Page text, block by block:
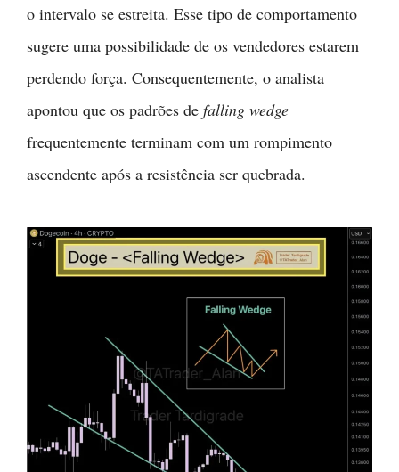
o intervalo se estreita. Esse tipo de comportamento
sugere uma possibilidade de os vendedores estarem
perdendo força. Consequentemente, o analista
apontou que os padrões de falling wedge
frequentemente terminam com um rompimento
ascendente após a resistência ser quebrada.